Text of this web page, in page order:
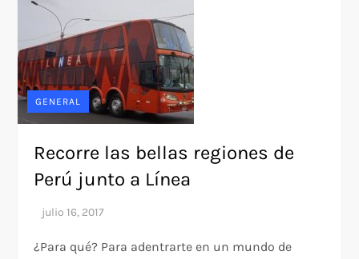
GENERAL
Recorre las bellas regiones de
Perú junto a Línea
¿Para qué? Para adentrarte en un mundo de